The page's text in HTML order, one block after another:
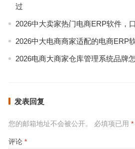
过
2026中大卖家热门电商ERP软件，
2026中大电商商家适配的电商ERP
2026电商大商家仓库管理系统品牌
发表回复
您的邮箱地址不会被公开。 必填项已用 *
评论 *